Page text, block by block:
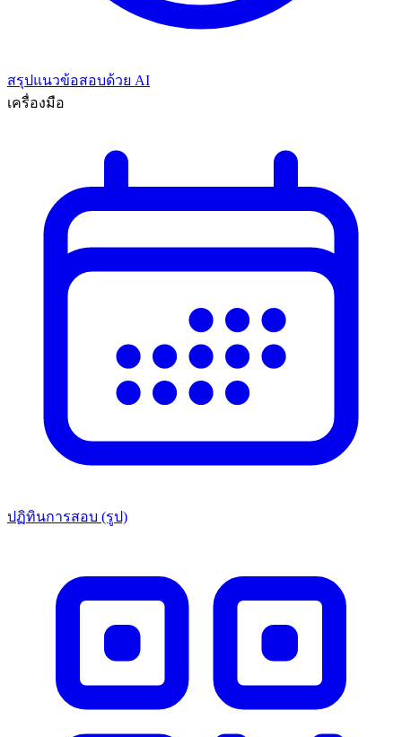
สรุปแนวข้อสอบด้วย AI
เครื่องมือ
ปฏิทินการสอบ (รูป)